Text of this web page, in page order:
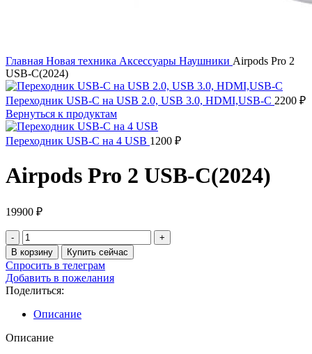
Главная Новая техника Аксессуары Наушники Airpods Pro 2
USB-C(2024)
Переходник USB-C на USB 2.0, USB 3.0, HDMI,USB-C 2200 ₽
Вернуться к продуктам
Переходник USB-C на 4 USB 1200 ₽
Airpods Pro 2 USB-C(2024)
19900 ₽
Количество
товара
Airpods
Pro
2
USB-
C(2024)
В корзину Купить сейчас
Спросить в телеграм
Добавить в пожелания
Поделиться:
Описание
Описание